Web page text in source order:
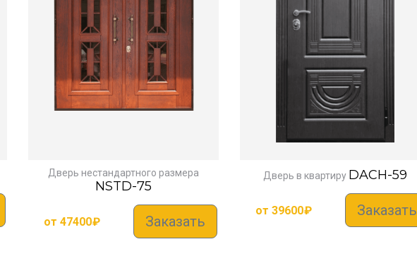
Дверь нестандартного размера
NSTD-75
от 47400₽ Заказать
Дверь в квартиру DACH-59
от 39600₽ Заказать